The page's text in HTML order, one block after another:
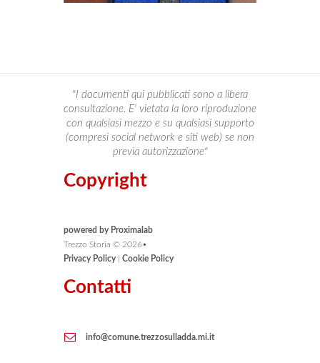
"I documenti qui pubblicati sono a libera
consultazione. E' vietata la loro riproduzione
con qualsiasi mezzo e su qualsiasi supporto
(compresi social network e siti web) se non
previa autorizzazione"
Copyright
powered by Proximalab
Trezzo Storia © 2026•
Privacy Policy
Cookie Policy
Contatti
info@comune.trezzosulladda.mi.it